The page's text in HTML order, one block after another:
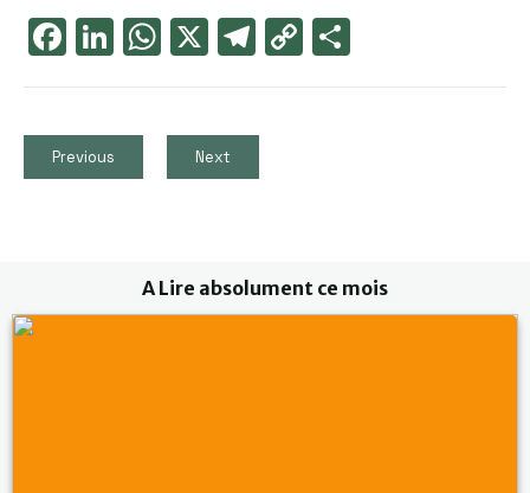
Face
Link
Wha
Tele
Cop
Previous Next
A Lire absolument ce mois